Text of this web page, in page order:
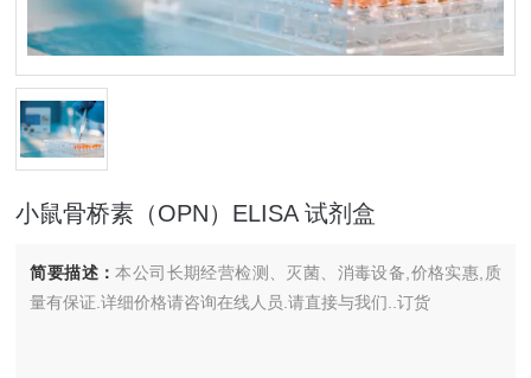
小鼠骨桥素（OPN）ELISA 试剂盒
简要描述：本公司长期经营检测、灭菌、消毒设备,价格实惠,质
量有保证.详细价格请咨询在线人员.请直接与我们..订货